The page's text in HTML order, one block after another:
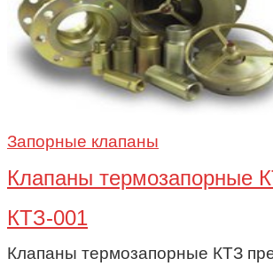
Запорные клапаны
Клапаны термозапорные
КТЗ-001
Клапаны термозапорные КТЗ